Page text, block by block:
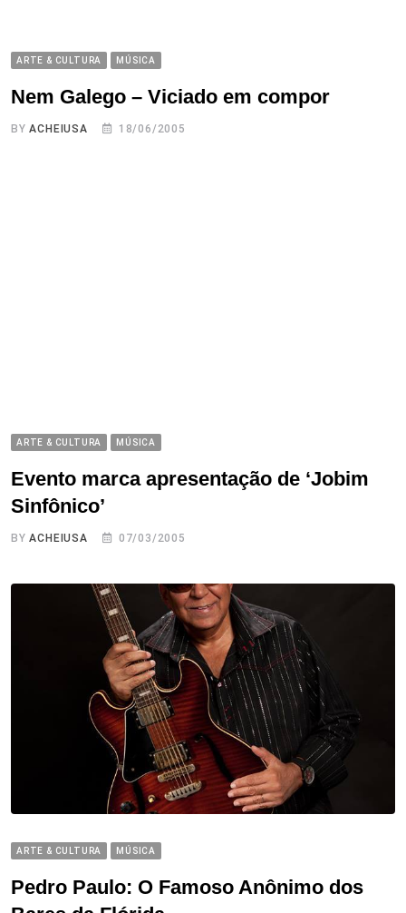
ARTE & CULTURA MÚSICA
Nem Galego – Viciado em compor
BYACHEIUSA 18/06/2005
ARTE & CULTURA MÚSICA
Evento marca apresentação de ‘Jobim
Sinfônico’
BYACHEIUSA 07/03/2005
ARTE & CULTURA MÚSICA
Pedro Paulo: O Famoso Anônimo dos